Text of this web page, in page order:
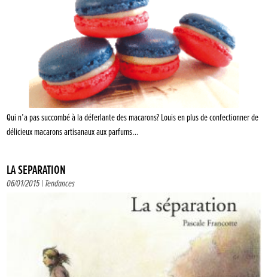
Qui n’a pas succombé à la déferlante des macarons? Louis en plus de confectionner de
délicieux macarons artisanaux aux parfums…
LA SÉPARATION
06/01/2015 |Tendances